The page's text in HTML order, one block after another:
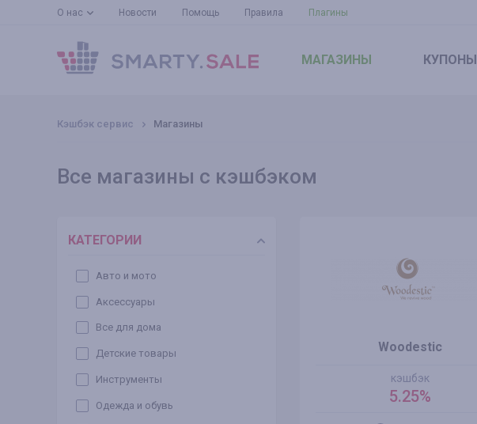
О нас Новости Помощь Правила Плагины
МАГАЗИНЫ КУПОНЫ
Кэшбэк сервис Магазины
Все магазины с кэшбэком
КАТЕГОРИИ
Авто и мото
Аксессуары
Все для дома
Детские товары
Инструменты
Одежда и обувь
Woodestic
кэшбэк
5.25%